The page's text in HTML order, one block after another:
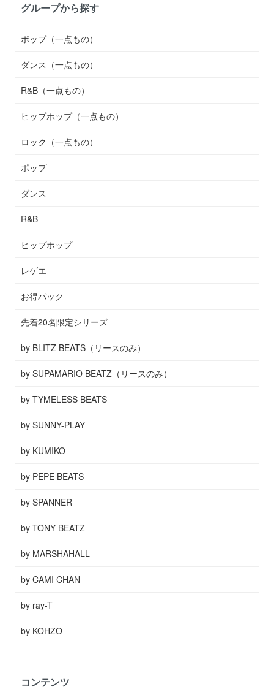
グループから探す
ポップ（一点もの）
ダンス（一点もの）
R&B（一点もの）
ヒップホップ（一点もの）
ロック（一点もの）
ポップ
ダンス
R&B
ヒップホップ
レゲエ
お得パック
先着20名限定シリーズ
by BLITZ BEATS（リースのみ）
by SUPAMARIO BEATZ（リースのみ）
by TYMELESS BEATS
by SUNNY-PLAY
by KUMIKO
by PEPE BEATS
by SPANNER
by TONY BEATZ
by MARSHAHALL
by CAMI CHAN
by ray-T
by KOHZO
コンテンツ